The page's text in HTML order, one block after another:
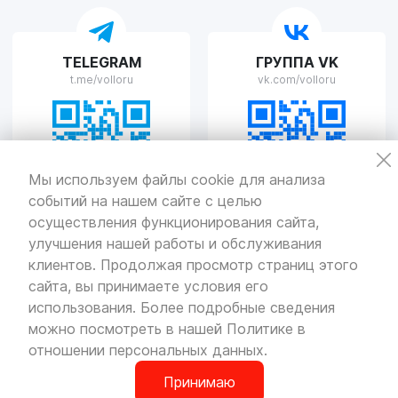
Мы используем файлы cookie для анализа
событий на нашем сайте с целью
осуществления функционирования сайта,
улучшения нашей работы и обслуживания
клиентов. Продолжая просмотр страниц этого
сайта, вы принимаете условия его
использования. Более подробные сведения
можно посмотреть в нашей Политике в
отношении персональных данных.
Принимаю
VOLLO Рязань
г. Рязань, улица Островского, д.109/2
Пн-Пт с 9:00 до 20:00, Сб-Вс выходной
VOLLO Тверь
г. Тверь, проспект Николая Корыткова, 17А
Пн-Пт с 9:00 до 19:00 Сб-Вс с 10:00 до 19:00
TELEGRAM
t.me/volloru
ГРУППА VK
vk.com/volloru
© Все права защищены. Информация сайта защищена законом
об авторских правах.
Политикаконфиденциальности
Разработкаи продвижение — «SeoOlimp»